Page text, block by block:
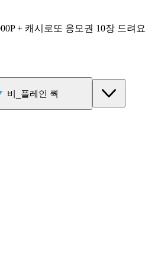
+ 캐시로또 응모권 10장 드려요
비_플레인 쿽